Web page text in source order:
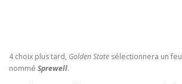
4 choix plus tard, Golden State sélectionnera un
nommé Sprewell.